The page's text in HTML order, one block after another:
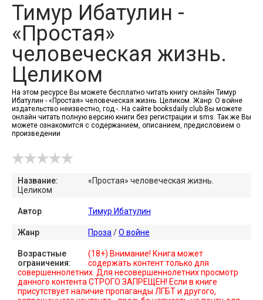
Тимур Ибатулин -
«Простая»
человеческая жизнь.
Целиком
На этом ресурсе Вы можете бесплатно читать книгу онлайн Тимур
Ибатулин - «Простая» человеческая жизнь. Целиком. Жанр: О войне
издательство неизвестно, год -. На сайте booksdaily.club Вы можете
онлайн читать полную версию книги без регистрации и sms. Так же Вы
можете ознакомится с содержанием, описанием, предисловием о
произведении
Название:
«Простая» человеческая жизнь.
Целиком
Автор Тимур Ибатулин
Жанр Проза /О войне
Возрастные
ограничения:
(18+) Внимание! Книга может
содержать контент только для
совершеннолетних. Для несовершеннолетних просмотр
данного контента СТРОГО ЗАПРЕЩЕН! Если в книге
присутствует наличие пропаганды ЛГБТ и другого,